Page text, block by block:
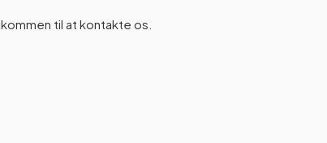
til at kontakte os.